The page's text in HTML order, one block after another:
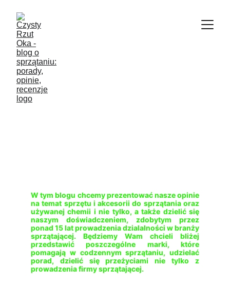
CZYSTY RZUT OKA
- PORADY, OPINIE,
W tym blogu chcemy prezentować nasze opinie
na temat sprzętu i akcesorii do sprzątania oraz
używanej chemii i nie tylko, a także dzielić się
naszym doświadczeniem, zdobytym przez
ponad 15 lat prowadzenia dzialalności w branży
sprzątającej. Będziemy Wam chcieli bliżej
przedstawić poszczególne marki, które
pomagają w codzennym sprzątaniu, udzielać
porad, dzielić się przeżyciami nie tylko z
prowadzenia firmy sprzątającej.